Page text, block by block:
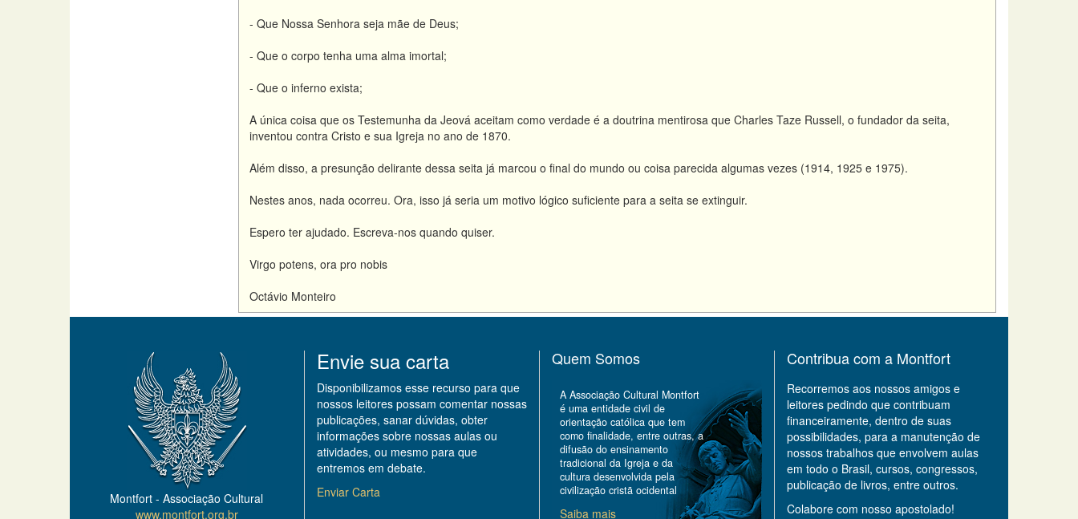
- Que Nossa Senhora seja mãe de Deus;
- Que o corpo tenha uma alma imortal;
- Que o inferno exista;
A única coisa que os Testemunha da Jeová aceitam como verdade é a doutrina mentirosa que Charles Taze Russell, o fundador da seita,
inventou contra Cristo e sua Igreja no ano de 1870.
Além disso, a presunção delirante dessa seita já marcou o final do mundo ou coisa parecida algumas vezes (1914, 1925 e 1975).
Nestes anos, nada ocorreu. Ora, isso já seria um motivo lógico suficiente para a seita se extinguir.
Espero ter ajudado. Escreva-nos quando quiser.
Virgo potens, ora pro nobis
Octávio Monteiro
Montfort - Associação Cultural
www.montfort.org.br
Envie sua carta
Disponibilizamos esse recurso para que
nossos leitores possam comentar nossas
publicações, sanar dúvidas, obter
informações sobre nossas aulas ou
atividades, ou mesmo para que
entremos em debate.
Enviar Carta
Quem Somos
A Associação Cultural Montfort
é uma entidade civil de
orientação católica que tem
como finalidade, entre outras, a
difusão do ensinamento
tradicional da Igreja e da
cultura desenvolvida pela
civilização cristã ocidental
Saiba mais
Contribua com a Montfort
Recorremos aos nossos amigos e
leitores pedindo que contribuam
financeiramente, dentro de suas
possibilidades, para a manutenção de
nossos trabalhos que envolvem aulas
em todo o Brasil, cursos, congressos,
publicação de livros, entre outros.
Colabore com nosso apostolado!